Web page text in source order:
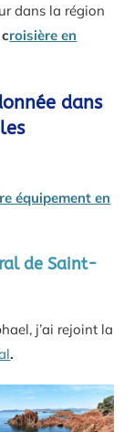
dans la région
croisière en
dans
équipement en
de Saint-
j’ai rejoint la
.